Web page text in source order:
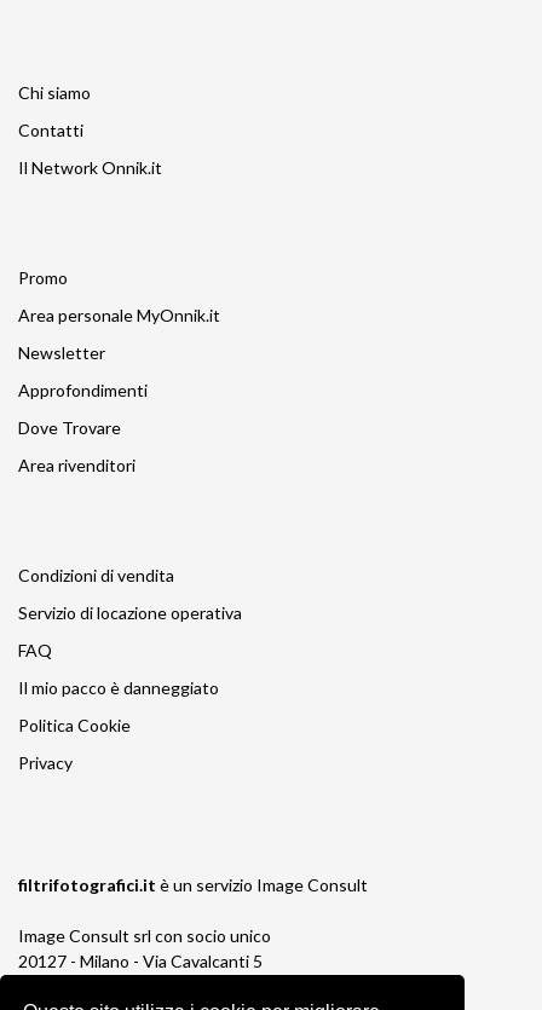
Chi siamo
Contatti
Il Network Onnik.it
Promo
Area personale MyOnnik.it
Newsletter
Approfondimenti
Dove Trovare
Area rivenditori
Condizioni di vendita
Servizio di locazione operativa
FAQ
Il mio pacco è danneggiato
Politica Cookie
Privacy
filtrifotografici.it è un servizio Image Consult
Image Consult srl con socio unico
20127 - Milano - Via Cavalcanti 5